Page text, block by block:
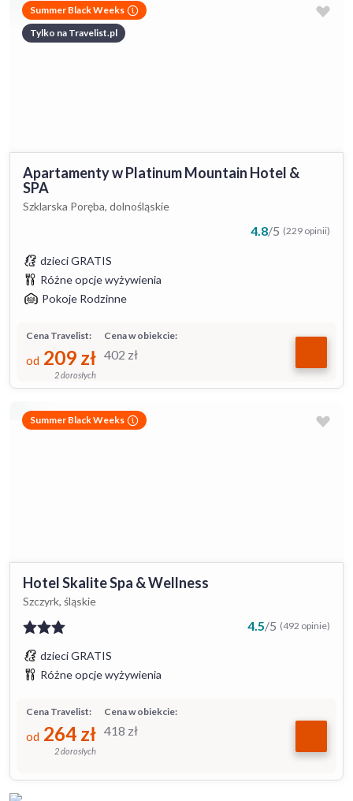
Summer Black Weeks
Tylko na Travelist.pl
Apartamenty w Platinum Mountain Hotel &
SPA
Szklarska Poręba, dolnośląskie
4.8/5 (229 opinii)
dzieci GRATIS
Różne opcje wyżywienia
Pokoje Rodzinne
Cena w obiekcie:
402 zł
Cena Travelist:
od 209 zł
2 dorosłych
Summer Black Weeks
Hotel Skalite Spa & Wellness
Szczyrk, śląskie
4.5/5 (492 opinie)
dzieci GRATIS
Różne opcje wyżywienia
Cena w obiekcie:
418 zł
Cena Travelist:
od 264 zł
2 dorosłych